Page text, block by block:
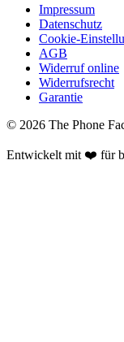
Impressum
Datenschutz
Cookie-
AGB
Widerruf online
Widerrufsrecht
Garantie
© 2026 The Phone
Entwickelt mit ❤️ für